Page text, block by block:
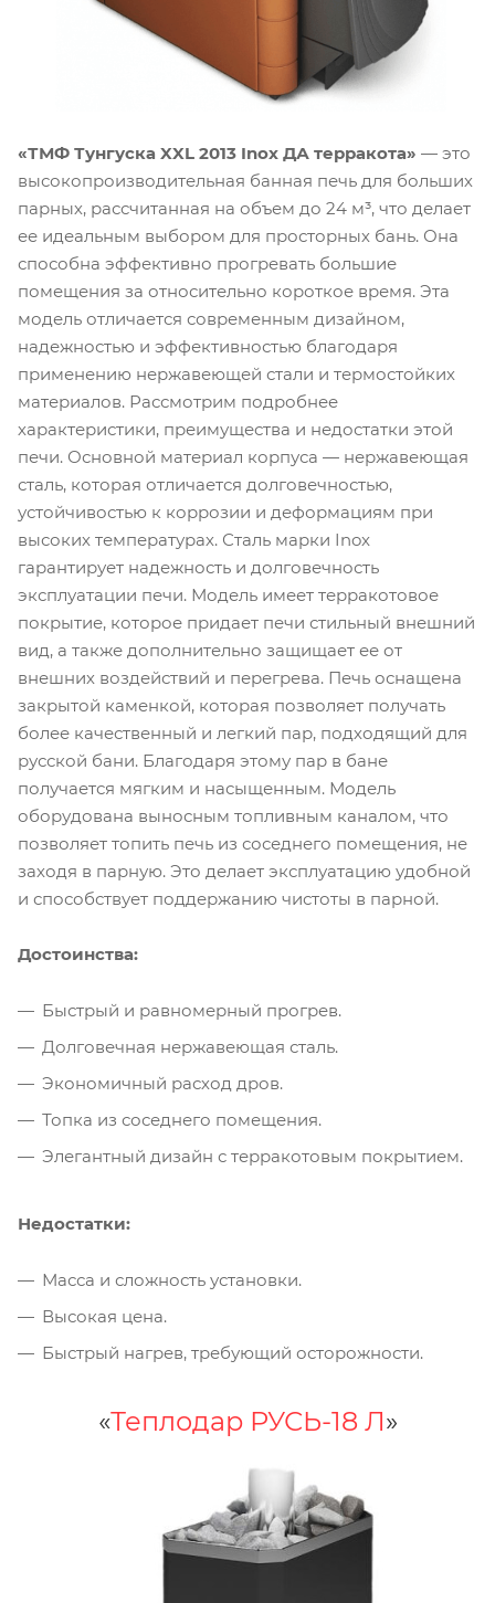
«ТМФ Тунгуска XXL 2013 Inox ДА терракота» — это
высокопроизводительная банная печь для больших
парных, рассчитанная на объем до 24 м³, что делает
ее идеальным выбором для просторных бань. Она
способна эффективно прогревать большие
помещения за относительно короткое время. Эта
модель отличается современным дизайном,
надежностью и эффективностью благодаря
применению нержавеющей стали и термостойких
материалов. Рассмотрим подробнее
характеристики, преимущества и недостатки этой
печи. Основной материал корпуса — нержавеющая
сталь, которая отличается долговечностью,
устойчивостью к коррозии и деформациям при
высоких температурах. Сталь марки Inox
гарантирует надежность и долговечность
эксплуатации печи. Модель имеет терракотовое
покрытие, которое придает печи стильный внешний
вид, а также дополнительно защищает ее от
внешних воздействий и перегрева. Печь оснащена
закрытой каменкой, которая позволяет получать
более качественный и легкий пар, подходящий для
русской бани. Благодаря этому пар в бане
получается мягким и насыщенным. Модель
оборудована выносным топливным каналом, что
позволяет топить печь из соседнего помещения, не
заходя в парную. Это делает эксплуатацию удобной
и способствует поддержанию чистоты в парной.
Достоинства:
Быстрый и равномерный прогрев.
Долговечная нержавеющая сталь.
Экономичный расход дров.
Топка из соседнего помещения.
Элегантный дизайн с терракотовым покрытием.
Недостатки:
Масса и сложность установки.
Высокая цена.
Быстрый нагрев, требующий осторожности.
«Теплодар РУСЬ-18 Л»